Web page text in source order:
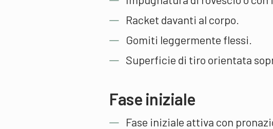
Racket davanti al corpo.
Gomiti leggermente flessi.
Superficie di tiro orientata
Fase iniziale
Fase iniziale attiva con